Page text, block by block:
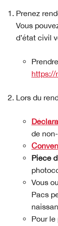
Prenez
Vous
d’état civil
https://
Lors du
de
Pièce
Vous
Pacs
Pour